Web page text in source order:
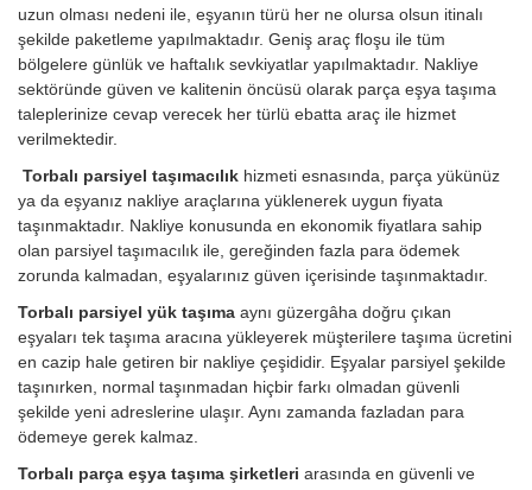
uzun olması nedeni ile, eşyanın türü her ne olursa olsun itinalı
şekilde paketleme yapılmaktadır. Geniş araç floşu ile tüm
bölgelere günlük ve haftalık sevkiyatlar yapılmaktadır. Nakliye
sektöründe güven ve kalitenin öncüsü olarak parça eşya taşıma
taleplerinize cevap verecek her türlü ebatta araç ile hizmet
verilmektedir.
Torbalı parsiyel taşımacılık hizmeti esnasında, parça yükünüz
ya da eşyanız nakliye araçlarına yüklenerek uygun fiyata
taşınmaktadır. Nakliye konusunda en ekonomik fiyatlara sahip
olan parsiyel taşımacılık ile, gereğinden fazla para ödemek
zorunda kalmadan, eşyalarınız güven içerisinde taşınmaktadır.
Torbalı parsiyel yük taşıma aynı güzergâha doğru çıkan
eşyaları tek taşıma aracına yükleyerek müşterilere taşıma ücretini
en cazip hale getiren bir nakliye çeşididir. Eşyalar parsiyel şekilde
taşınırken, normal taşınmadan hiçbir farkı olmadan güvenli
şekilde yeni adreslerine ulaşır. Aynı zamanda fazladan para
ödemeye gerek kalmaz.
Torbalı parça eşya taşıma şirketleri arasında en güvenli ve